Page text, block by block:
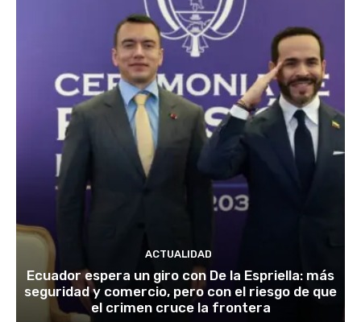
ACTUALIDAD
Ecuador espera un giro con De la Espriella: más
seguridad y comercio, pero con el riesgo de que
el crimen cruce la frontera